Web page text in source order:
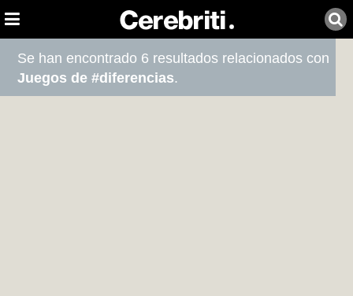
Se han encontrado 6 resultados relacionados con
Juegos de #diferencias.